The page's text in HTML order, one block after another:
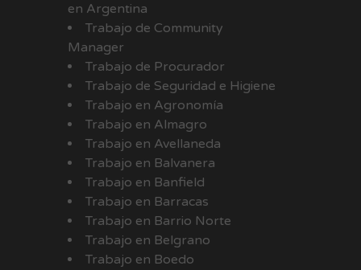
en Argentina
Trabajo de Community
Manager
Trabajo de Procurador
Trabajo de Seguridad e Higiene
Trabajo en Agronomía
Trabajo en Almagro
Trabajo en Avellaneda
Trabajo en Balvanera
Trabajo en Banfield
Trabajo en Barracas
Trabajo en Barrio Norte
Trabajo en Belgrano
Trabajo en Boedo